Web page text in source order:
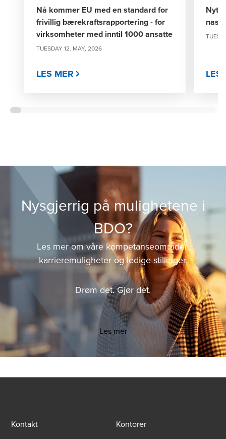
Nå kommer EU med en standard for
frivillig bærekraftsrapportering - for
virksomheter med inntil 1000 ansatte
TUESDAY 12. MAY, 2026
LES MER
Nytt
LES
Nysgjerrig på mulighetene i
BDO?
Les mer om våre kompetanseområder,
karrieremuligheter og ledige stillinger.
Drøm det. Gjør det.
Les mer
Kontakt
Kontorer